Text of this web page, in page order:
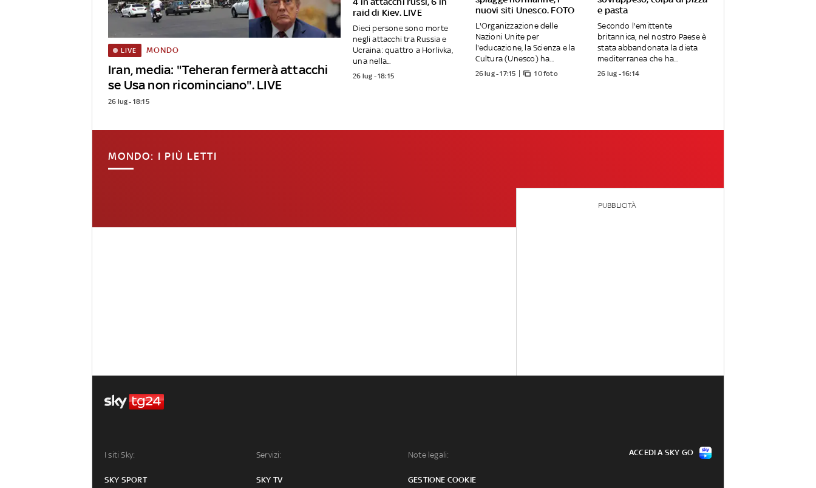
Iran, media: "Teheran fermerà attacchi
se Usa non ricominciano". LIVE
LIVE MONDO
26 lug - 18:15
raid di Kiev. LIVE
Dieci persone sono morte
negli attacchi tra Russia e
Ucraina: quattro a Horlivka,
una nella...
26 lug - 18:15
nuovi siti Unesco. FOTO
L'Organizzazione delle
Nazioni Unite per
l'educazione, la Scienza e la
Cultura (Unesco) ha...
26 lug - 17:15 10 foto
e pasta
Secondo l'emittente
britannica, nel nostro Paese è
stata abbandonata la dieta
mediterranea che ha...
26 lug - 16:14
MONDO: I PIÙ LETTI
PUBBLICITÀ
I siti Sky:
SKY SPORT
Servizi:
SKY TV
Note legali:
GESTIONE COOKIE
ACCEDI A SKY GO